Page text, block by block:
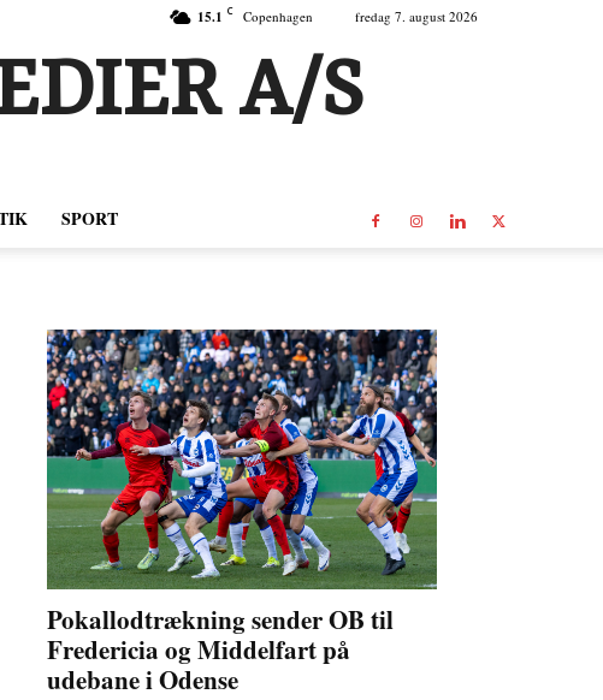
15.1 C Copenhagen fredag 7. august 2026
A/S
SPORT
Pokallodtrækning sender OB til
Fredericia og Middelfart på
udebane i Odense